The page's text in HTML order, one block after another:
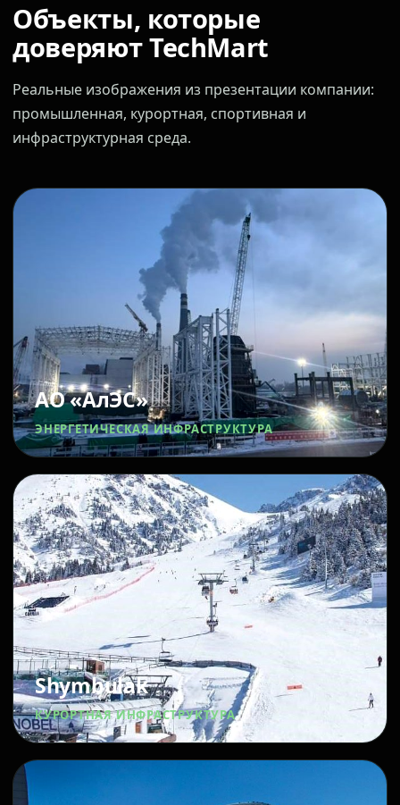
Объекты, которые
доверяют TechMart
Реальные изображения из презентации компании:
промышленная, курортная, спортивная и
инфраструктурная среда.
АО «АлЭС»
ЭНЕРГЕТИЧЕСКАЯ ИНФРАСТРУКТУРА
Shymbulak
КУРОРТНАЯ ИНФРАСТРУКТУРА